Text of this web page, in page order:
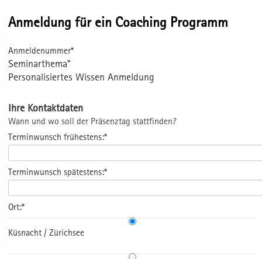
Anmeldung für ein Coaching Programm
Anmeldenummer*
Seminarthema*
Personalisiertes Wissen Anmeldung
Ihre Kontaktdaten
Wann und wo soll der Präsenztag stattfinden?
Terminwunsch frühestens:*
Terminwunsch spätestens:*
Ort:*
Küsnacht / Zürichsee